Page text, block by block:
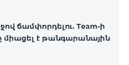
ճամփորդելու. Team-ի
է թանգարանային